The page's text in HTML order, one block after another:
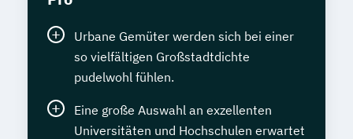
Urbane Gemüter werden sich bei einer
so vielfältigen Großstadtdichte
pudelwohl fühlen.
Eine große Auswahl an exzellenten
Universitäten und Hochschulen erwartet